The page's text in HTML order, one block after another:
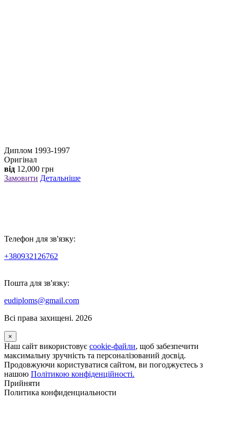
Диплом 1993-1997
Оригінал
від 12,000 грн
Замовити Детальніше
Телефон для зв'язку:
+380932126762
Пошта для зв'язку:
eudiploms@gmail.com
Всі права захищені. 2026
×
Наш сайт використовує cookie-файли, щоб забезпечити
максимальну зручність та персоналізований досвід.
Продовжуючи користуватися сайтом, ви погоджуєтесь з
нашою Політикою конфіденційності.
Прийняти
Политика конфиденциальности